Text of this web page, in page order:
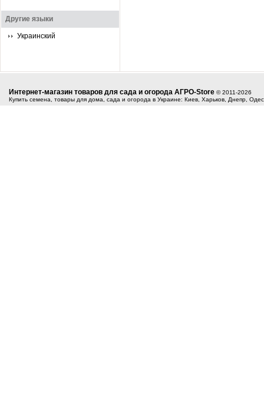
Другие языки
Украинский
Интернет-магазин товаров для сада и огорода АГРО-Store © 2011-2026
Купить семена, товары для дома, сада и огорода в Украине: Киев, Харьков, Днепр,